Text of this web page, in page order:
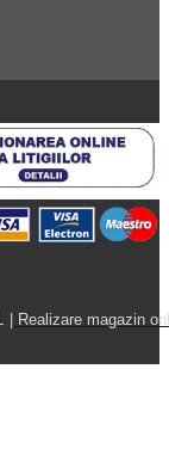
| Realizare magazin